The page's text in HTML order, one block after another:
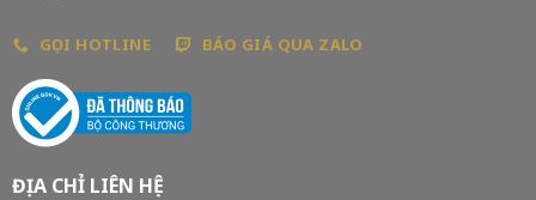
GỌI HOTLINE BÁO GIÁ QUA ZALO
ĐỊA CHỈ LIÊN HỆ